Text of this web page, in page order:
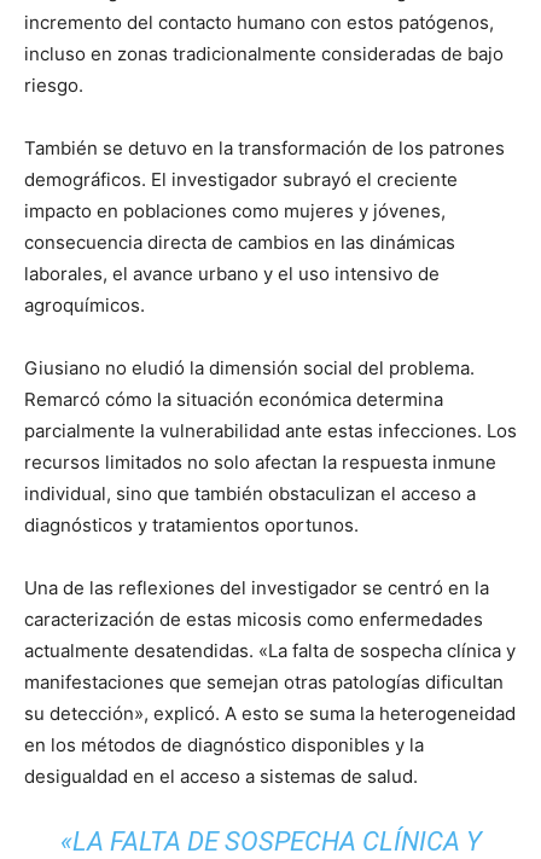
incremento del contacto humano con estos patógenos,
incluso en zonas tradicionalmente consideradas de bajo
riesgo.
También se detuvo en la transformación de los patrones
demográficos. El investigador subrayó el creciente
impacto en poblaciones como mujeres y jóvenes,
consecuencia directa de cambios en las dinámicas
laborales, el avance urbano y el uso intensivo de
agroquímicos.
Giusiano no eludió la dimensión social del problema.
Remarcó cómo la situación económica determina
parcialmente la vulnerabilidad ante estas infecciones. Los
recursos limitados no solo afectan la respuesta inmune
individual, sino que también obstaculizan el acceso a
diagnósticos y tratamientos oportunos.
Una de las reflexiones del investigador se centró en la
caracterización de estas micosis como enfermedades
actualmente desatendidas. «La falta de sospecha clínica y
manifestaciones que semejan otras patologías dificultan
su detección», explicó. A esto se suma la heterogeneidad
en los métodos de diagnóstico disponibles y la
desigualdad en el acceso a sistemas de salud.
«LA FALTA DE SOSPECHA CLÍNICA Y